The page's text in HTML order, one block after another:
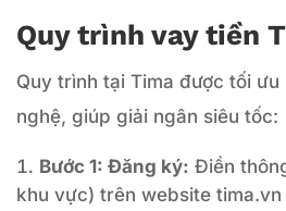
Quy trình vay tiền
Quy trình tại Tima được tối
nghệ, giúp giải ngân siêu tốc:
Bước 1: Đăng ký: Điền
khu vực) trên website